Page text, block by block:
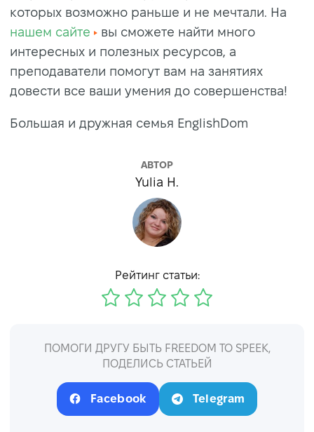
которых возможно раньше и не мечтали. На
нашем сайте
вы сможете найти много
интересных и полезных ресурсов, а
преподаватели помогут вам на занятиях
довести все ваши умения до совершенства!
Большая и дружная семья EnglishDom
АВТОР
Yulia H.
Рейтинг статьи:
ПОМОГИ ДРУГУ БЫТЬ FREEDOM TO SPEEK,
ПОДЕЛИСЬ СТАТЬЕЙ
Facebook Telegram